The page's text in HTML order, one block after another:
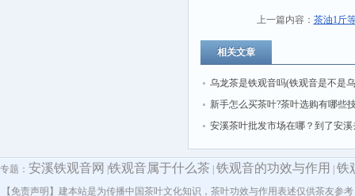
上一篇内容： 茶油1斤
相关文章
乌龙茶是铁观音吗(铁观音是不是
的一种)
新手怎么买茶叶?茶叶选购有哪些
方法
安溪茶叶批发市场在哪？到了安溪
买铁观音茶叶
专题： 安溪铁观音网 铁观音属于什么茶 铁观音的功效与作用 铁
【免责声明】建本站是为传播中国茶叶文化知识，茶叶功效与作用表述仅供茶友